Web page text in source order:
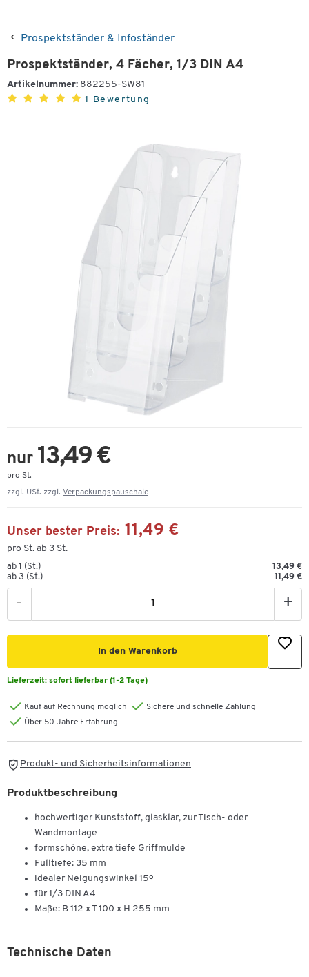
Prospektständer & Infoständer
Prospektständer, 4 Fächer, 1/3 DIN A4
Artikelnummer: 882255-SW81
1 Bewertung
nur 13,49 €
pro St.
zzgl. USt. zzgl. Verpackungspauschale
Unser bester Preis: 11,49 €
pro St. ab 3 St.
ab 1 (St.)
13,49 €
ab 3 (St.)
11,49 €
- +
In den Warenkorb
Lieferzeit: sofort lieferbar (1-2 Tage)
Kauf auf Rechnung möglich
Sichere und schnelle Zahlung
Über 50 Jahre Erfahrung
Produkt- und Sicherheitsinformationen
Produktbeschreibung
hochwertiger Kunststoff, glasklar, zur Tisch- oder
Wandmontage
formschöne, extra tiefe Griffmulde
Fülltiefe: 35 mm
idealer Neigungswinkel 15º
für 1/3 DIN A4
Maße: B 112 x T 100 x H 255 mm
Technische Daten